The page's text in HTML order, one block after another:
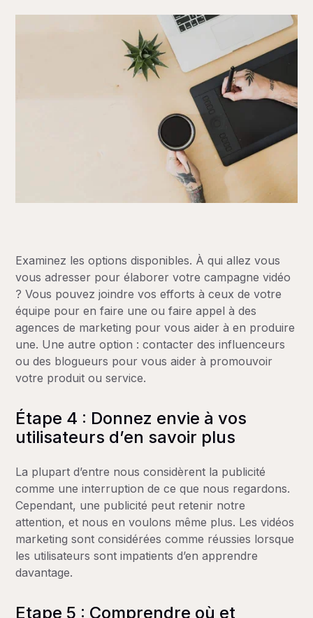
Examinez les options disponibles. À qui allez vous
vous adresser pour élaborer votre campagne vidéo
? Vous pouvez joindre vos efforts à ceux de votre
équipe pour en faire une ou faire appel à des
agences de marketing pour vous aider à en produire
une. Une autre option : contacter des influenceurs
ou des blogueurs pour vous aider à promouvoir
votre produit ou service.
Étape 4 : Donnez envie à vos
utilisateurs d’en savoir plus
La plupart d’entre nous considèrent la publicité
comme une interruption de ce que nous regardons.
Cependant, une publicité peut retenir notre
attention, et nous en voulons même plus. Les vidéos
marketing sont considérées comme réussies lorsque
les utilisateurs sont impatients d’en apprendre
davantage.
Etape 5 : Comprendre où et